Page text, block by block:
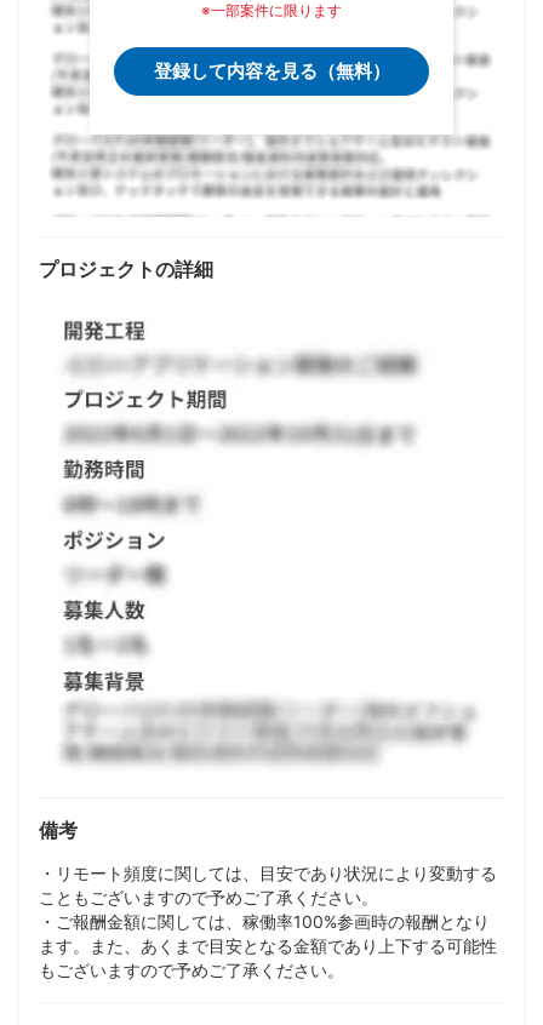
※一部案件に限ります
登録して内容を見る（無料）
プロジェクトの詳細
備考
・リモート頻度に関しては、目安であり状況により変動する
こともございますので予めご了承ください。
・ご報酬金額に関しては、稼働率100%参画時の報酬となり
ます。また、あくまで目安となる金額であり上下する可能性
もございますので予めご了承ください。